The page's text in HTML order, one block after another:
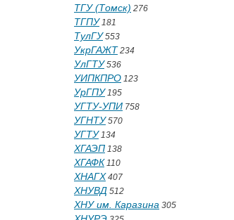
ТГУ (Томск) 276
ТГПУ181
ТулГУ553
УкрГАЖТ 234
УлГТУ536
УИПКПРО 123
УрГПУ195
УГТУ-УПИ 758
УГНТУ570
УГТУ134
ХГАЭП 138
ХГАФК 110
ХНАГХ 407
ХНУВД 512
ХНУ им. Каразина 305